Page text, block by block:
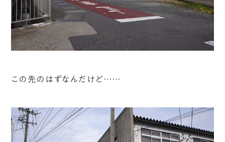
この先のはずなんだけど……